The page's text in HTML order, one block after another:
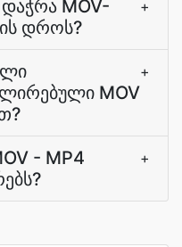
MOV-
დროს?
+
MOV
+
- MP4
+